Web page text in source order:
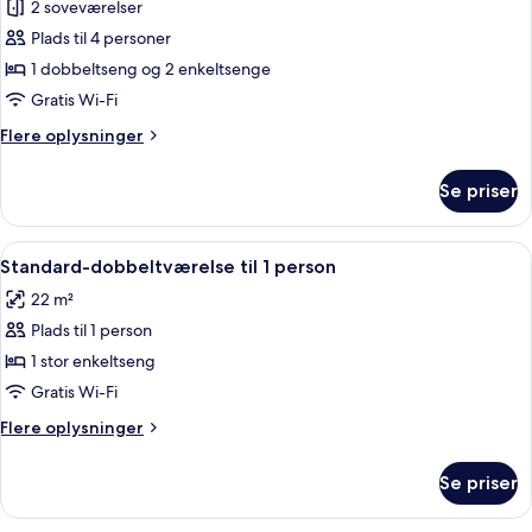
af
Junior-
suite
(Quadruple)
2 soveværelser
Plads til 4 personer
1 dobbeltseng og 2 enkeltsenge
Gratis Wi-Fi
Flere oplysninger
Flere
suite
(Quadruple)
Se priser
Indlæs
alle
billeder
af
Standard-
dobbeltværelse
til
1
Et moderne hotelværelse med en
5
Standard-dobbeltværelse til 1 person
22 m²
Plads til 1 person
1 stor enkeltseng
Gratis Wi-Fi
Flere oplysninger
Flere
dobbeltværelse
Se priser